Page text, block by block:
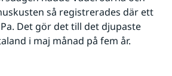
så registrerades där ett
Det gör det till det djupaste
i maj månad på fem år.